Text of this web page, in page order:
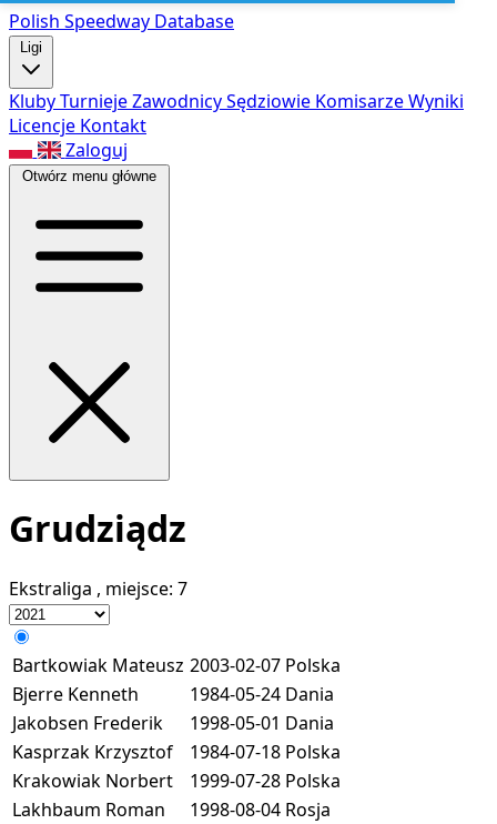
Polish Speedway Database
Ligi
KlubyTurniejeZawodnicySędziowie KomisarzeWyniki
Licencje Kontakt
Zaloguj
Otwórz menu główne
Grudziądz
Ekstraliga , miejsce: 7
Bartkowiak Mateusz 2003-02-07 Polska
Bjerre Kenneth
1984-05-24 Dania
Jakobsen Frederik
1998-05-01 Dania
Kasprzak Krzysztof
1984-07-18 Polska
Krakowiak Norbert
1999-07-28 Polska
Lakhbaum Roman
1998-08-04 Rosja